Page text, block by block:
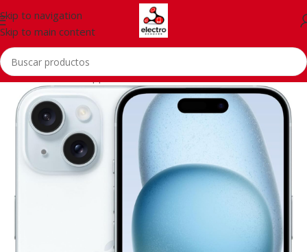
Skip to navigation
Skip to main content
Inicio/Telefonía/Apple iPhone